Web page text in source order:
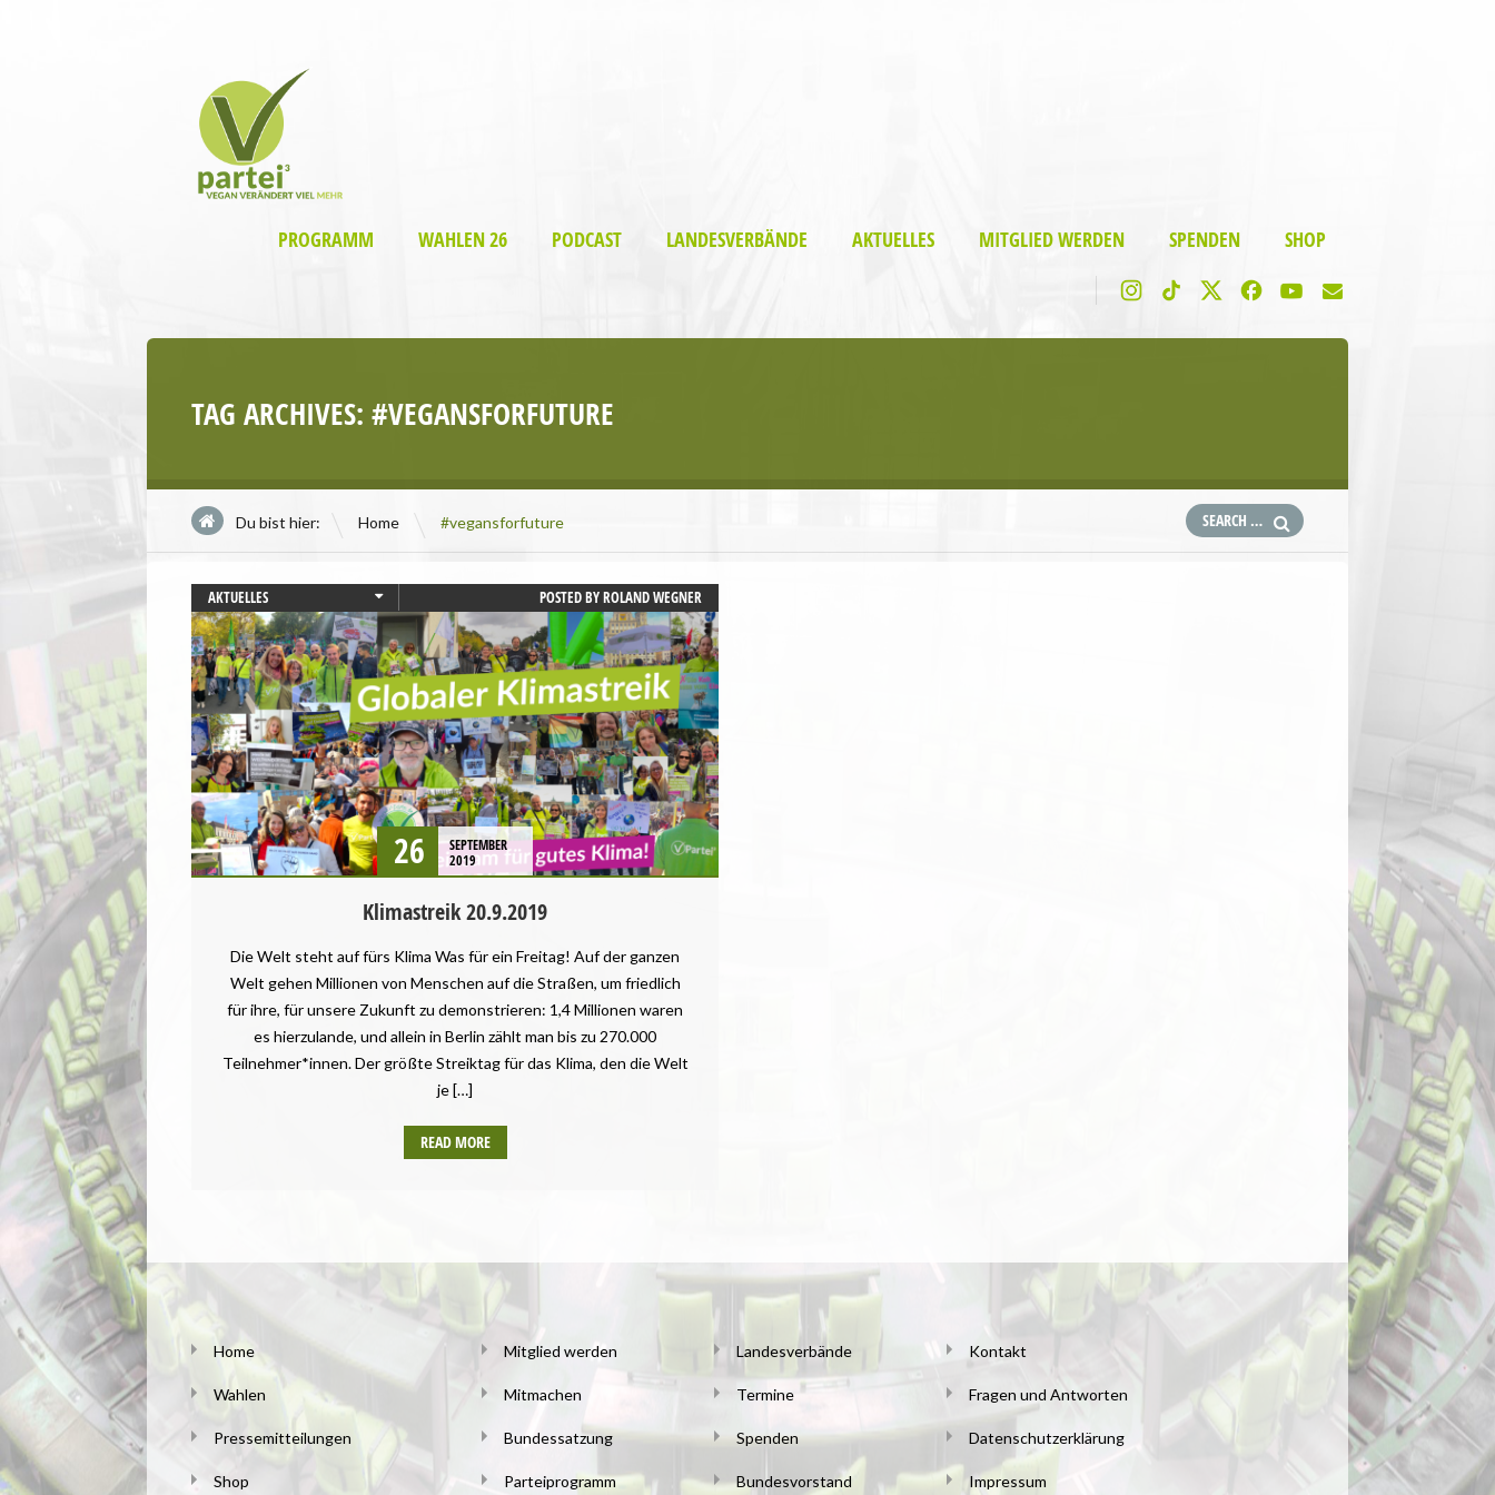
PROGRAMM WAHLEN 26 PODCAST LANDESVERBÄNDE AKTUELLES MITGLIED WERDEN SPENDEN SHOP
TAG ARCHIVES: #VEGANSFORFUTURE
Du bist hier: Home \ #vegansforfuture
AKTUELLES
BADEN-WÜRTTEMBERG
BAYERN
BERLIN
BRANDENBURG
BREMEN
HAMBURG
HESSEN
LANDESVERBÄNDE
MECKLENBURG-VORPOMMERN
NEWSLETTER
PRESSEMITTEILUNG
RHEINLAND-PFALZ
SAARLAND
SACHSEN
SACHSEN-ANHALT
POSTED BYROLAND WEGNER
26
SEPTEMBER
2019
Klimastreik 20.9.2019
Die Welt steht auf fürs Klima Was für ein Freitag! Auf der ganzen
Welt gehen Millionen von Menschen auf die Straßen, um friedlich
für ihre, für unsere Zukunft zu demonstrieren: 1,4 Millionen waren
es hierzulande, und allein in Berlin zählt man bis zu 270.000
Teilnehmer*innen. Der größte Streiktag für das Klima, den die Welt
je […]
READ MORE
Home
Wahlen
Pressemitteilungen
Shop
Mitglied werden
Mitmachen
Bundessatzung
Parteiprogramm
Landesverbände
Termine
Spenden
Bundesvorstand
Kontakt
Fragen und Antworten
Datenschutzerklärung
Impressum